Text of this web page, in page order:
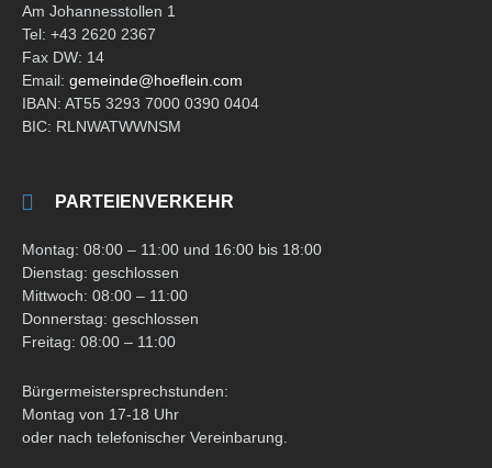
Am Johannesstollen 1
Tel: +43 2620 2367
Fax DW: 14
Email: gemeinde@hoeflein.com
IBAN: AT55 3293 7000 0390 0404
BIC: RLNWATWWNSM
PARTEIENVERKEHR
Montag: 08:00 – 11:00 und 16:00 bis 18:00
Dienstag: geschlossen
Mittwoch: 08:00 – 11:00
Donnerstag: geschlossen
Freitag: 08:00 – 11:00
Bürgermeistersprechstunden:
Montag von 17-18 Uhr
oder nach telefonischer Vereinbarung.